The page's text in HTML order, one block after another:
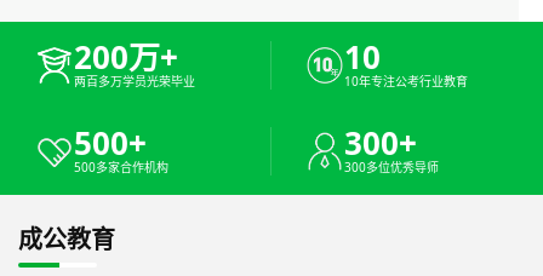
200万+
两百多万学员光荣毕业
10
10年专注公考行业教育
500+
500多家合作机构
300+
300多位优秀导师
成公教育